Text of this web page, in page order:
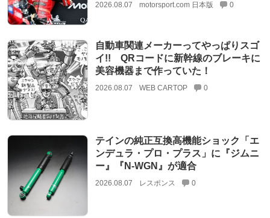
2026.08.07 motorsport.com 日本版 0
自動車関連メーカーってやっぱりスゴ
イ!! QRコードに新幹線のブレーキに
美容機器まで作っていた！
2026.08.07 WEB CARTOP 0
テインの純正互換高機能ショック「エ
ンデュラ・プロ・プラス」に『ジムニ
ー』『N-WGN』が適合
2026.08.07 レスポンス 0